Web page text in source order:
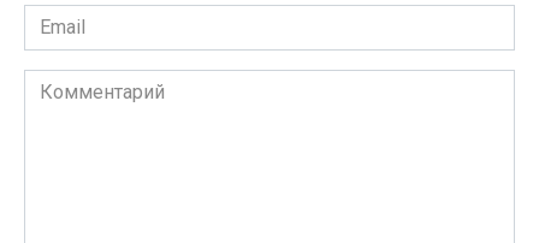
Email
*
Комментарий